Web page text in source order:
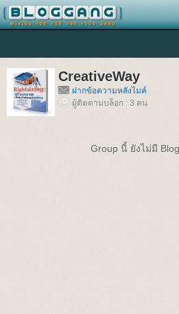
CreativeWay
ฝากข้อความหลังไมค์
ผู้ติดตามบล็อก : 3 คน
Group นี้ ยังไม่มี